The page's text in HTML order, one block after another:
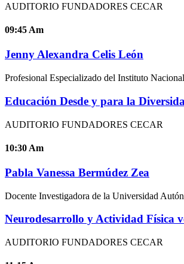
AUDITORIO FUNDADORES CECAR
09:45 Am
Jenny Alexandra Celis León
Profesional Especializado del Instituto
Educación Desde y para la
AUDITORIO FUNDADORES CECAR
10:30 Am
Pabla Vanessa Bermúdez Zea
Docente Investigadora de la Universidad
Neurodesarrollo y Actividad Física
AUDITORIO FUNDADORES CECAR